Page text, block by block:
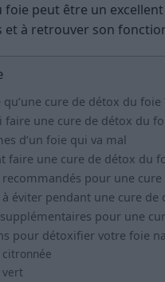
foie peut être un
et à retrouver son
qu’une cure de détox du foie
faire une cure de détox du
d’un foie qui va mal
faire une cure de détox du
pour une
éviter pendant une cure de
pour une
pour détoxifier votre foie
citronnée
vert